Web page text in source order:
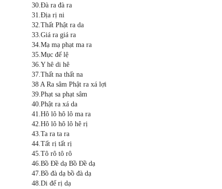
30.Đà ra đà ra
31.Địa rị ni
32.Thất Phật ra da
33.Giá ra giá ra
34.Mạ mạ phạt ma ra
35.Mục đế lệ
36.Y hê di hê
37.Thất na thất na
38 A Ra sâm Phật ra xá lợi
39.Phạt sa phạt sâm
40.Phật ra xá da
41.Hô lô hô lô ma ra
42.Hô lô hô lô hê rị
43.Ta ra ta ra
44.Tất rị tất rị
45.Tô rô tô rô
46.Bồ Đề dạ Bồ Đề dạ
47.Bồ đà dạ bồ đà dạ
48.Di đế rị dạ